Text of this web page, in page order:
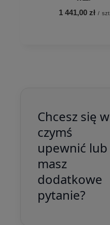
1 441,00 zł / szt.
Chcesz się w
czymś
upewnić lub
masz
dodatkowe
pytanie?